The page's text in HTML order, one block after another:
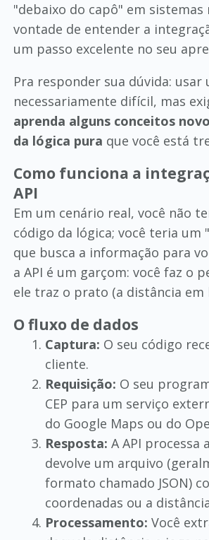
"debaixo do capô" em sistemas
vontade de entender a
um passo excelente no seu
Pra responder sua dúvida: usar
necessariamente difícil, mas
aprenda alguns conceitos
da lógica pura que você está
Como funciona a
API
Em um cenário real, você não
código da lógica; você teria
que busca a informação para
a API é um garçom: você faz o
ele traz o prato (a distância em
O fluxo de dados
Captura: O seu código
cliente.
Requisição: O seu
CEP para um serviço
do Google Maps ou do
Resposta: A API processa
devolve um arquivo
formato chamado JSON)
coordenadas ou a
Processamento: Você